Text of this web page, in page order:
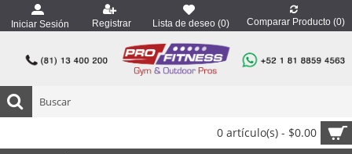
Iniciar Sesión Registrar Lista de deseo (0) Comparar Producto (0)
0 artículo(s) - $0.00